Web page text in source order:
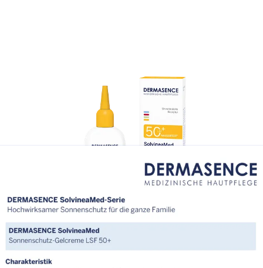
Produktbild SolvineaMed_Sonnenschutz-